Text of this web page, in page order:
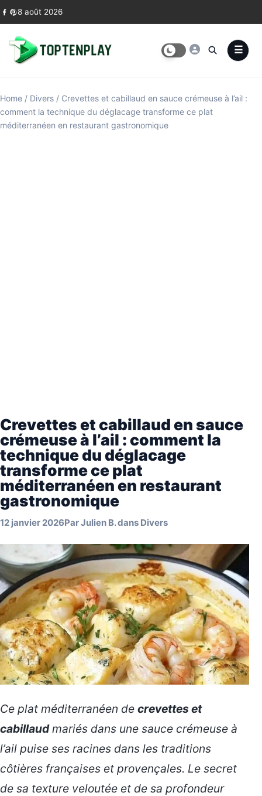
Skip to content
8 août 2026
Home / Divers / Crevettes et cabillaud en sauce crémeuse à l’ail :
comment la technique du déglacage transforme ce plat
méditerranéen en restaurant gastronomique
Crevettes et cabillaud en sauce
crémeuse à l’ail : comment la
technique du déglacage
transforme ce plat
méditerranéen en restaurant
gastronomique
12 janvier 2026ParJulien B.dans Divers
Ce plat méditerranéen de crevettes et
cabillaudmariés dans une sauce crémeuse à
l’ail puise ses racines dans les traditions
côtières françaises et provençales. Le secret
de sa texture veloutée et de sa profondeur